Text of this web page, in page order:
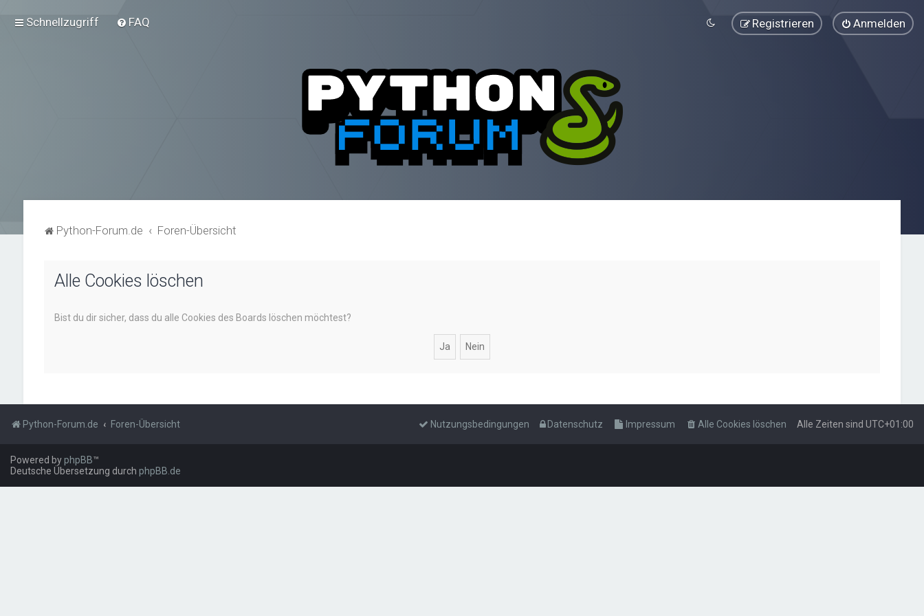
Schnellzugriff FAQ Anmelden
Registrieren
Python-Forum.de Foren-Übersicht
Alle Cookies löschen
Bist du dir sicher, dass du alle Cookies des Boards löschen möchtest?
Python-Forum.de Foren-Übersicht Alle Zeiten sind UTC+01:00
Alle Cookies löschen
Impressum
Datenschutz
Nutzungsbedingungen
Powered byphpBB™
Deutsche Übersetzung durch phpBB.de